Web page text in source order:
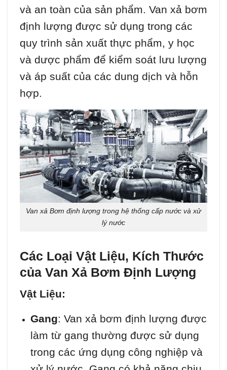
và an toàn của sản phẩm. Van xả bơm
định lượng được sử dụng trong các
quy trình sản xuất thực phẩm, y học
và dược phẩm để kiểm soát lưu lượng
và áp suất của các dung dịch và hỗn
hợp.
Van xả Bơm định lượng trong hệ thống cấp nước và xử
lý nước
Các Loại Vật Liệu, Kích Thước
của Van Xả Bơm Định Lượng
Vật Liệu:
Gang: Van xả bơm định lượng được
làm từ gang thường được sử dụng
trong các ứng dụng công nghiệp và